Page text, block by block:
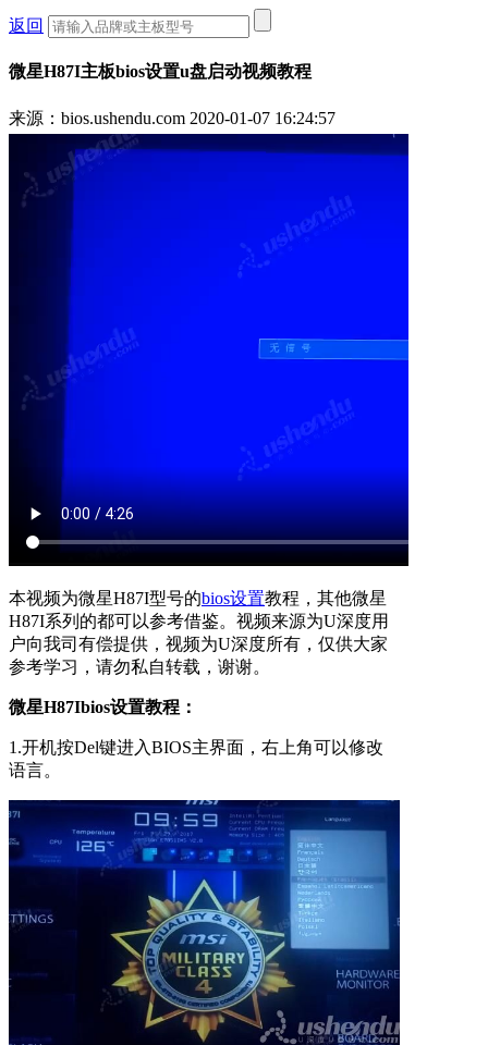
返回
微星H87I主板bios设置u盘启动视频教程
来源：bios.ushendu.com 2020-01-07 16:24:57
本视频为微星H87I型号的bios设置教程，其他微星
H87I系列的都可以参考借鉴。视频来源为U深度用
户向我司有偿提供，视频为U深度所有，仅供大家
参考学习，请勿私自转载，谢谢。
微星H87Ibios设置教程：
1.开机按Del键进入BIOS主界面，右上角可以修改
语言。